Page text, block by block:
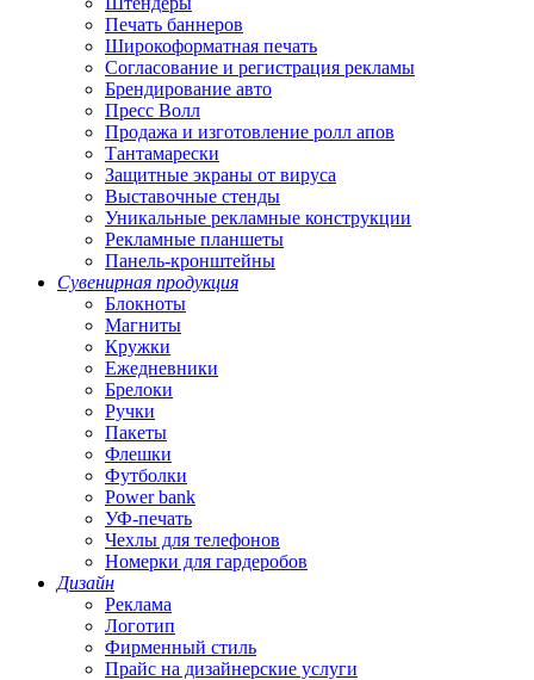
Печать баннеров
Широкоформатная печать
Согласование и регистрация рекламы
Брендирование авто
Пресс Волл
Продажа и изготовление ролл апов
Тантамарески
Защитные экраны от вируса
Выставочные стенды
Уникальные рекламные конструкции
Рекламные планшеты
Панель-кронштейны
Сувенирная продукция
Блокноты
Магниты
Кружки
Ежедневники
Брелоки
Ручки
Пакеты
Флешки
Футболки
Power bank
УФ-печать
Чехлы для телефонов
Номерки для гардеробов
Дизайн
Реклама
Логотип
Фирменный стиль
Прайс на дизайнерские услуги